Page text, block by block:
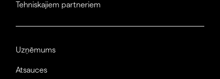
Tehniskajiem partneriem
Uzņēmums
Atsauces